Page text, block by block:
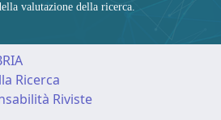
valutazione della ricerca.
Ricerca
Riviste